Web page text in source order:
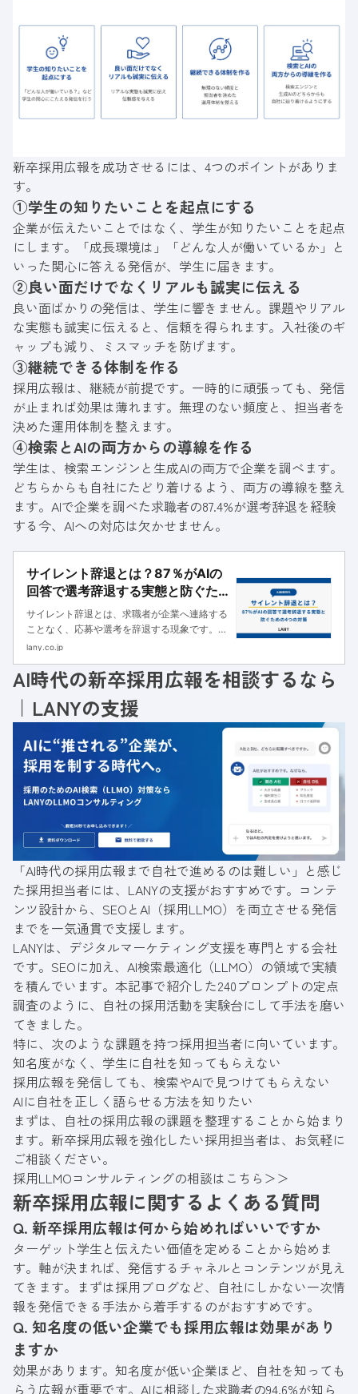
新卒採用広報を成功させるには、4つのポイントがありま
す。
①学生の知りたいことを起点にする
企業が伝えたいことではなく、学生が知りたいことを起点
にします。「成長環境は」「どんな人が働いているか」と
いった関心に答える発信が、学生に届きます。
②良い面だけでなくリアルも誠実に伝える
良い面ばかりの発信は、学生に響きません。課題やリアル
な実態も誠実に伝えると、信頼を得られます。入社後のギ
ャップも減り、ミスマッチを防げます。
③継続できる体制を作る
採用広報は、継続が前提です。一時的に頑張っても、発信
が止まれば効果は薄れます。無理のない頻度と、担当者を
決めた運用体制を整えます。
④検索とAIの両方からの導線を作る
学生は、検索エンジンと生成AIの両方で企業を調べます。
どちらからも自社にたどり着けるよう、両方の導線を整え
ます。AIで企業を調べた求職者の87.4%が選考辞退を経験
する今、AIへの対応は欠かせません。
サイレント辞退とは？87％がAIの
回答で選考辞退する実態と防ぐた
めの4つの対策
サイレント辞退とは、求職者が企業へ連絡する
ことなく、応募や選考を辞退する現象です。本
記事ではLANYの調査データ（n=111）をもと
がやるべき4つの対策を解説します。
lany.co.jp
AI時代の新卒採用広報を相談するなら
｜LANYの支援
「AI時代の採用広報まで自社で進めるのは難しい」と感じ
た採用担当者には、LANYの支援がおすすめです。コンテ
ンツ設計から、SEOとAI（採用LLMO）を両立させる発信
までを一気通貫で支援します。
LANYは、デジタルマーケティング支援を専門とする会社
です。SEOに加え、AI検索最適化（LLMO）の領域で実績
を積んでいます。本記事で紹介した240プロンプトの定点
調査のように、自社の採用活動を実験台にして手法を磨い
てきました。
特に、次のような課題を持つ採用担当者に向いています。
知名度がなく、学生に自社を知ってもらえない
採用広報を発信しても、検索やAIで見つけてもらえない
AIに自社を正しく語らせる方法を知りたい
まずは、自社の採用広報の課題を整理することから始まり
ます。新卒採用広報を強化したい採用担当者は、お気軽に
ご相談ください。
採用LLMOコンサルティングの相談はこちら＞＞
新卒採用広報に関するよくある質問
Q. 新卒採用広報は何から始めればいいですか
ターゲット学生と伝えたい価値を定めることから始めま
す。軸が決まれば、発信するチャネルとコンテンツが見え
てきます。まずは採用ブログなど、自社にしかない一次情
報を発信できる手法から着手するのがおすすめです。
Q. 知名度の低い企業でも採用広報は効果があり
ますか
効果があります。知名度が低い企業ほど、自社を知っても
らう広報が重要です。AIに相談した求職者の94.6%が知ら